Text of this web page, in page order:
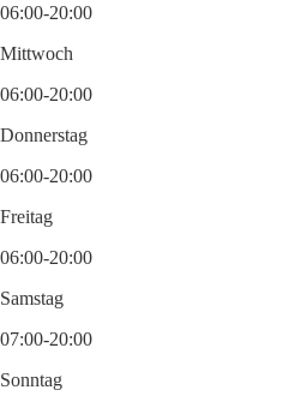
06:00-20:00
Mittwoch
06:00-20:00
Donnerstag
06:00-20:00
Freitag
06:00-20:00
Samstag
07:00-20:00
Sonntag